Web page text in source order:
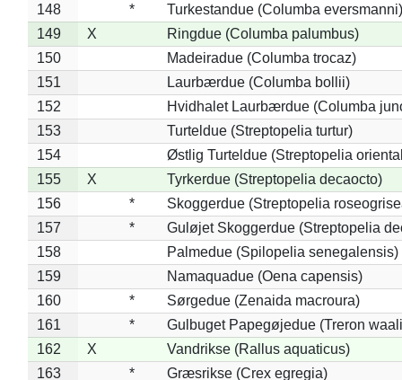
148
*
Turkestandue (Columba eversmanni)
149
X
Ringdue (Columba palumbus)
150
Madeiradue (Columba trocaz)
151
Laurbærdue (Columba bollii)
152
Hvidhalet Laurbærdue (Columba
153
Turteldue (Streptopelia turtur)
154
Østlig Turteldue (Streptopelia
155
X
Tyrkerdue (Streptopelia decaocto)
156
*
Skoggerdue (Streptopelia
157
*
Guløjet Skoggerdue (Streptopelia
158
Palmedue (Spilopelia senegalensis)
159
Namaquadue (Oena capensis)
160
*
Sørgedue (Zenaida macroura)
161
*
Gulbuget Papegøjedue (Treron
162
X
Vandrikse (Rallus aquaticus)
163
*
Græsrikse (Crex egregia)